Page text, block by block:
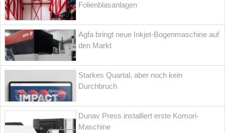
Folienblasanlagen
Agfa bringt neue Inkjet-Bogenmaschine auf
den Markt
Starkes Quartal, aber noch kein
Durchbruch
Dunav Press installiert erste Komori-
Maschine